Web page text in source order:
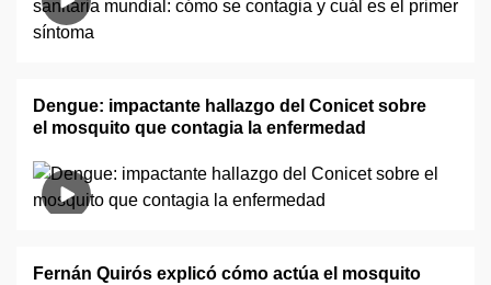
Dengue: impactante hallazgo del Conicet sobre
el mosquito que contagia la enfermedad
Fernán Quirós explicó cómo actúa el mosquito